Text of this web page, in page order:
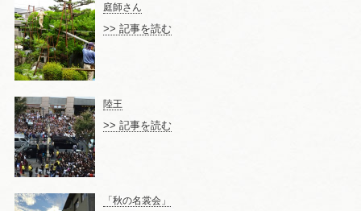
庭師さん
>> 記事を読む
陸王
>> 記事を読む
「秋の名裳会」